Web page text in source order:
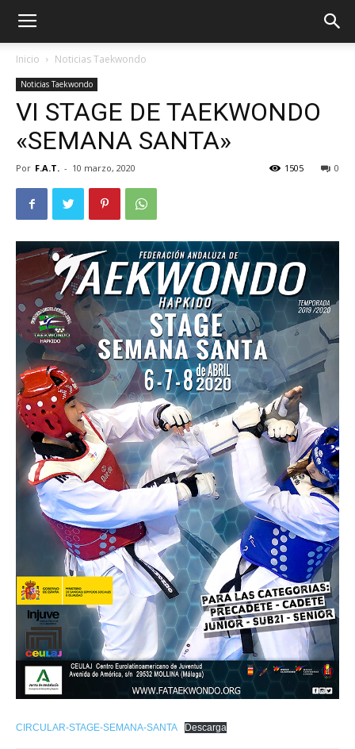
Inicio Noticias Taekwondo
Noticias Taekwondo
VI STAGE DE TAEKWONDO
«SEMANA SANTA»
Por F.A.T. - 10 marzo, 2020 0
1505
CIRCULAR-STAGE-SEMANA-SANTA Descarga